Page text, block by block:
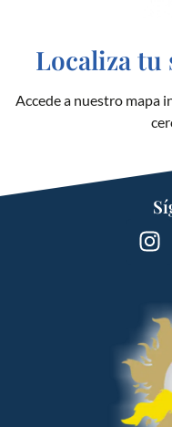
Localiza tu
Accede a nuestro mapa